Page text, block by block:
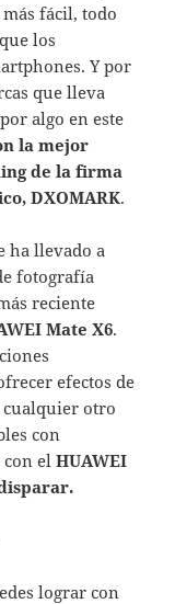
fácil, todo
los
Y por
que lleva
algo en este
la mejor
de la firma
DXOMARK.
ha llevado a
fotografía
reciente
Mate X6.
efectos de
cualquier otro
con
con elHUAWEI
lograr con